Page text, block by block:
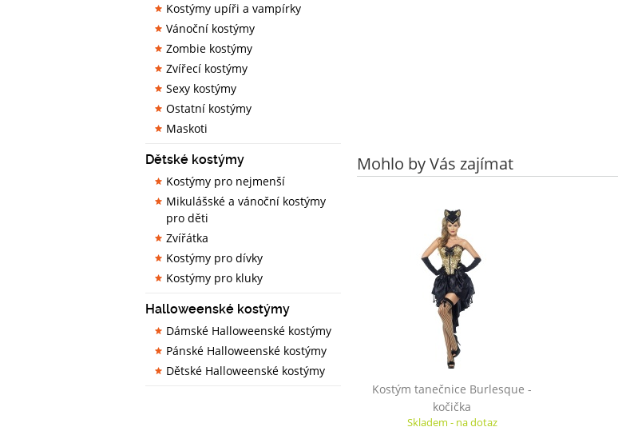
Kostýmy upíři a vampírky
Vánoční kostýmy
Zombie kostýmy
Zvířecí kostýmy
Sexy kostýmy
Ostatní kostýmy
Maskoti
Dětské kostýmy
Kostýmy pro nejmenší
Mikulášské a vánoční kostýmy
pro děti
Zvířátka
Kostýmy pro dívky
Kostýmy pro kluky
Halloweenské kostýmy
Dámské Halloweenské kostýmy
Pánské Halloweenské kostýmy
Dětské Halloweenské kostýmy
Mohlo by Vás zajímat
Kostým tanečnice Burlesque -
kočička
Skladem - na dotaz